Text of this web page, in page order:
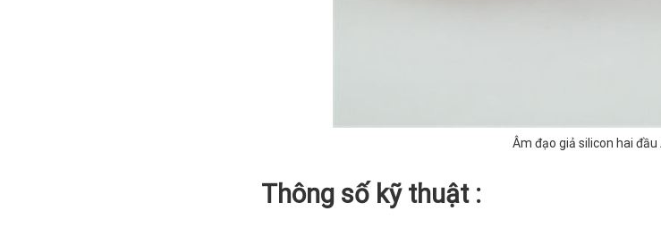
Âm đạo giả silicon hai đầu
Thông số kỹ thuật :